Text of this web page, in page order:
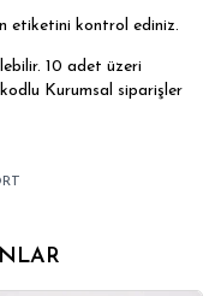
etiketini kontrol ediniz.
10 adet üzeri
Kurumsal siparişler